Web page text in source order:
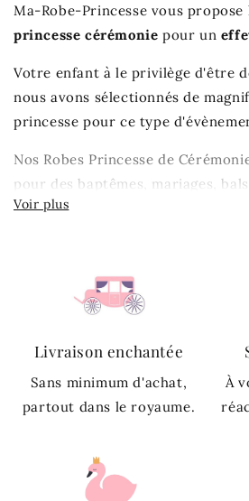
Ma-Robe-Princesse vous propose
princesse cérémonie pour un
Votre enfant à le privilège d'être
nous avons sélectionnés de
princesse pour ce type
Nos Robes Princesse de
pour des baptêmes, mariages,
Notre gamme deRobe Princesse
principalement confectionnées
délicate Robe de Princesse au
recommandons de découvrir
Livraison enchantée
Sans minimum d'achat,
partout dans le royaume.
À